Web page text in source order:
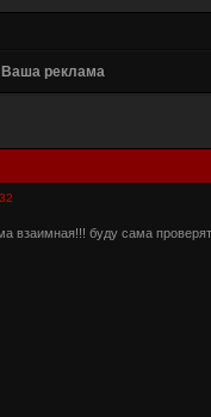
Ваша реклама
взаимная!!! буду сама